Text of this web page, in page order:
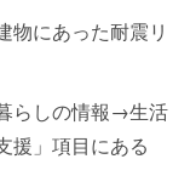
物にあった耐震リ
らしの情報→生活
援」項目にある